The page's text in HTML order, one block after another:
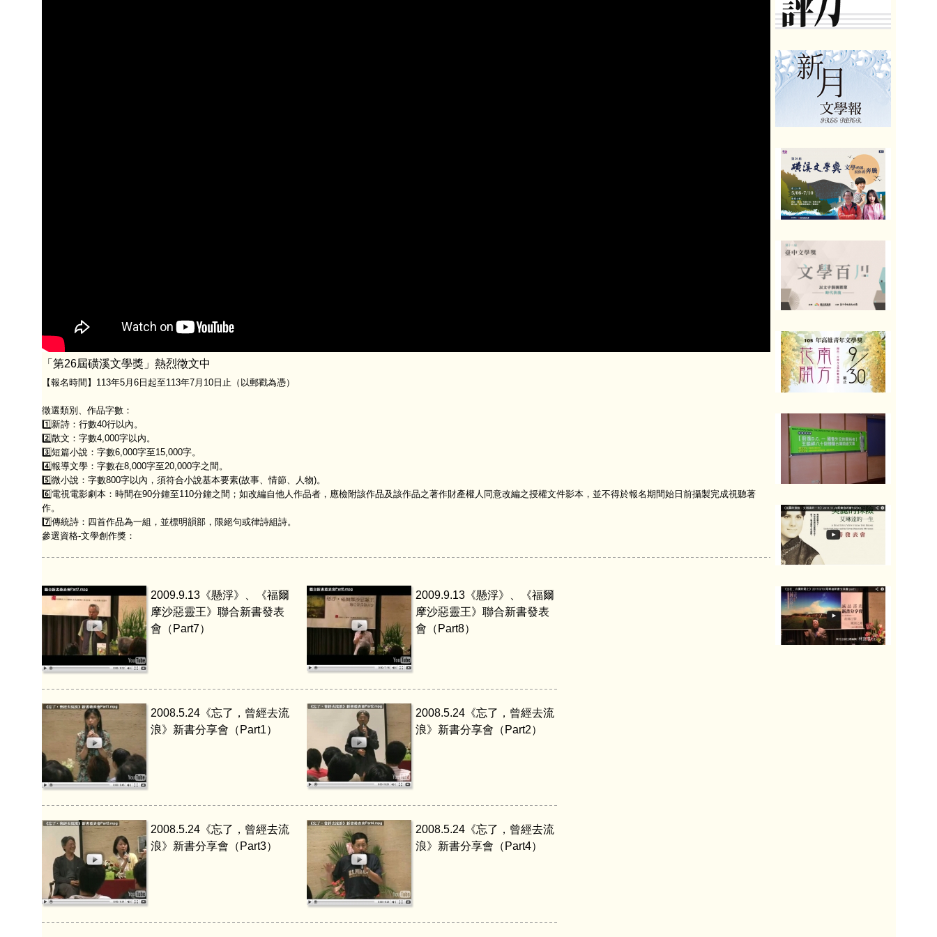
「第26屆磺溪文學獎」熱烈徵文中
【報名時間】113年5月6日起至113年7月10日止（以郵戳為憑）
徵選類別、作品字數：
1️⃣新詩：行數40行以內。
2️⃣散文：字數4,000字以內。
3️⃣短篇小說：字數6,000字至15,000字。
4️⃣報導文學：字數在8,000字至20,000字之間。
5️⃣微小說：字數800字以內，須符合小說基本要素(故事、情節、人物)。
6️⃣電視電影劇本：時間在90分鐘至110分鐘之間；如改編自他人作品者，應檢附該作品及該作品之著作財產權人同意改編之授權文件影本，並不得於報名期間始日前攝製完成視聽著
作。
7️⃣傳統詩：四首作品為一組，並標明韻部，限絕句或律詩組詩。
參選資格-文學創作獎：
2009.9.13《懸浮》、《福爾
摩沙惡靈王》聯合新書發表
會（Part7）
2009.9.13《懸浮》、《福爾
摩沙惡靈王》聯合新書發表
會（Part8）
2008.5.24《忘了，曾經去流
浪》新書分享會（Part1）
2008.5.24《忘了，曾經去流
浪》新書分享會（Part2）
2008.5.24《忘了，曾經去流
浪》新書分享會（Part3）
2008.5.24《忘了，曾經去流
浪》新書分享會（Part4）